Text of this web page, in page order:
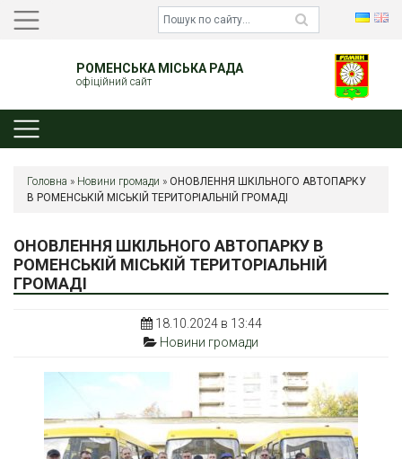
РОМЕНСЬКА МІСЬКА РАДА
офіційний сайт
Головна » Новини громади » ОНОВЛЕННЯ ШКІЛЬНОГО АВТОПАРКУ
В РОМЕНСЬКІЙ МІСЬКІЙ ТЕРИТОРІАЛЬНІЙ ГРОМАДІ
ОНОВЛЕННЯ ШКІЛЬНОГО АВТОПАРКУ В
РОМЕНСЬКІЙ МІСЬКІЙ ТЕРИТОРІАЛЬНІЙ
ГРОМАДІ
18.10.2024 в 13:44
Новини громади